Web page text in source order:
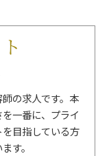
の求人です。本
一番に、プライ
目指している方
す。